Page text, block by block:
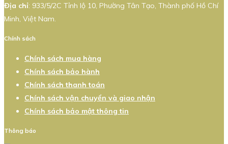
Địa chỉ: 933/5/2C Tỉnh lộ 10, Phường Tân Tạo, Thành phố Hồ Chí
Minh, Việt Nam.
Chính sách
Chính sách mua hàng
Chính sách bảo hành
Chính sách thanh toán
Chính sách vận chuyển và giao nhận
Chính sách bảo mật thông tin
Thông báo